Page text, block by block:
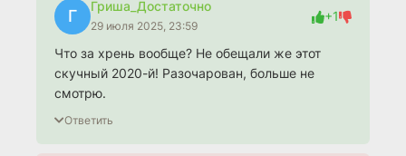
Г
Гриша_Достаточно
29 июля 2025, 23:59
+1
Что за хрень вообще? Не обещали же этот
скучный 2020-й! Разочарован, больше не
смотрю.
Ответить